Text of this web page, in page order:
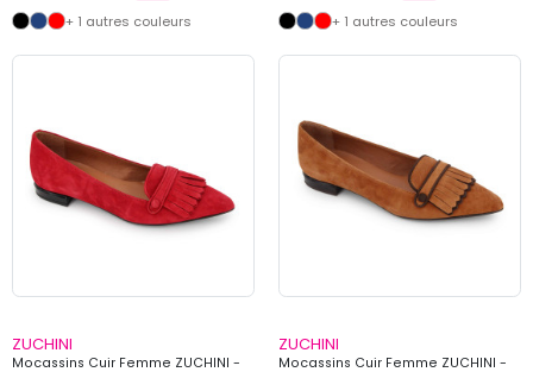
+ 1 autres couleurs
+ 1 autres couleurs
ZUCHINI
Mocassins Cuir Femme ZUCHINI -
ZUCHINI
Mocassins Cuir Femme ZUCHINI -